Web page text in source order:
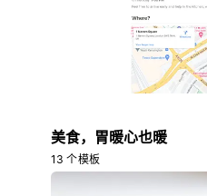
美食，胃暖心也暖
13 个模板